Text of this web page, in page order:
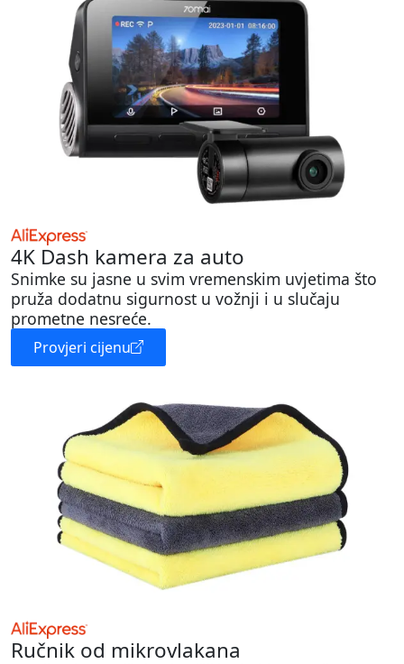
4K Dash kamera za auto
Snimke su jasne u svim vremenskim uvjetima što
pruža dodatnu sigurnost u vožnji i u slučaju
prometne nesreće.
Provjeri cijenu
Ručnik od mikrovlakana